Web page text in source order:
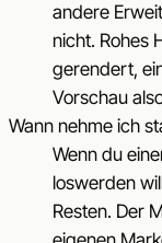
andere
nicht. Rohes
gerendert,
Vorschau
Wann nehme ich
Wenn du
loswerden
Resten. Der